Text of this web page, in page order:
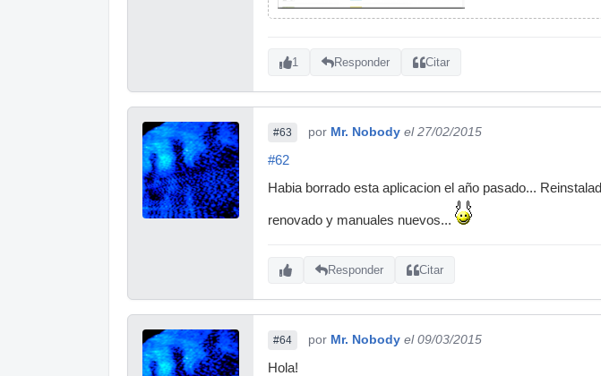
1 Responder Citar
#63 por Mr. Nobody el 27/02/2015
#62
Habia borrado esta aplicacion el año pasado...
renovado y manuales nuevos...
Responder Citar
#64 por Mr. Nobody el 09/03/2015
Hola!